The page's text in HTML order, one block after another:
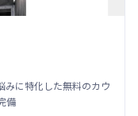
みに特化した無料のカウ
備